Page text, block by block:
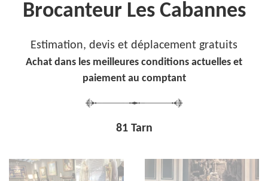
Brocanteur Les Cabannes
Estimation, devis et déplacement gratuits
Achat dans les meilleures conditions actuelles et
paiement au comptant
81 Tarn